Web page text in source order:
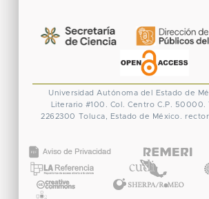
Universidad Autónoma del Estado de
Literario #100. Col. Centro C.P. 50000.
2262300 Toluca, Estado de México.